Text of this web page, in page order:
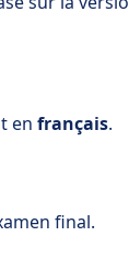
en français.
final.